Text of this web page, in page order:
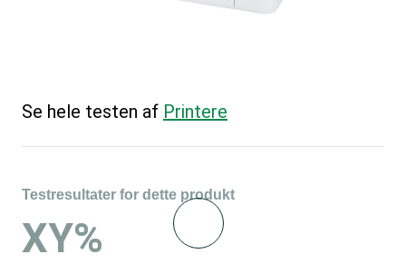
Se hele testen af Printere
Testresultater for dette produkt
XY%